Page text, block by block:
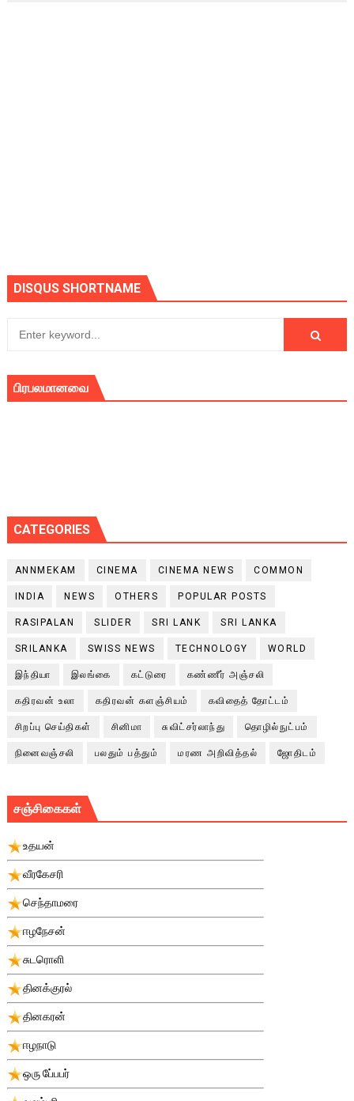
DISQUS SHORTNAME
பிரபலமானவை
CATEGORIES
ANNMEKAM CINEMA CINEMA NEWS COMMON
INDIA NEWS OTHERS POPULAR POSTS
RASIPALAN SLIDER SRI LANK SRI LANKA
SRILANKA SWISS NEWS TECHNOLOGY WORLD
இந்தியா இலங்கை கட்டுரை கண்ணீர் அஞ்சலி
கதிரவன் உலா கதிரவன் களஞ்சியம் கவிதைத் தோட்டம்
சிறப்பு செய்திகள் சினிமா சுவிட்சர்லாந்து தொழில்நுட்பம்
நினைவஞ்சலி பலதும் பத்தும் மரண அறிவித்தல் ஜோதிடம்
சஞ்சிகைகள்
உதயன்
வீரகேசரி
செந்தாமரை
ஈழநேசன்
சுடரொளி
தினக்குரல்
தினகரன்
ஈழநாடு
ஒரு பே்பபர்